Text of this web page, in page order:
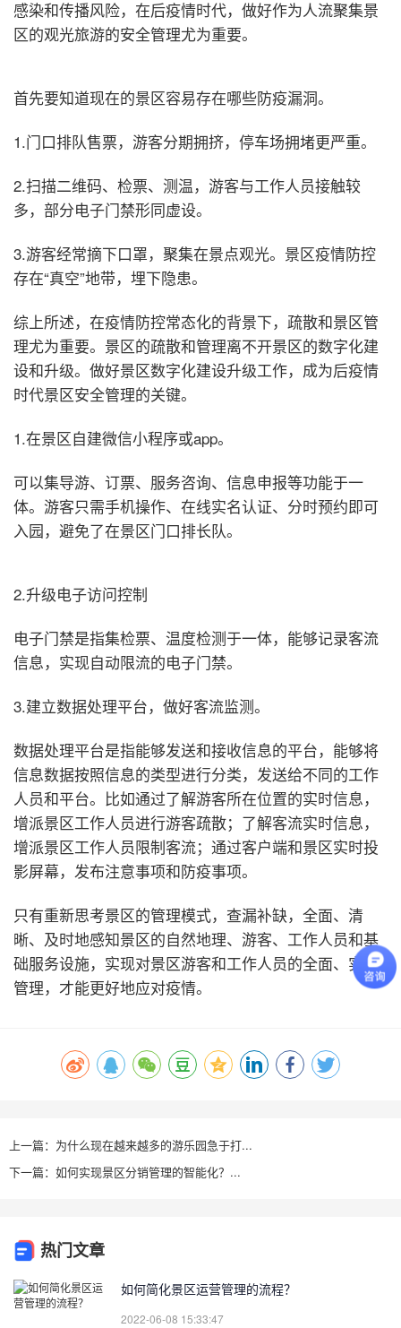
感染和传播风险，在后疫情时代，做好作为人流聚集景
区的观光旅游的安全管理尤为重要。
首先要知道现在的景区容易存在哪些防疫漏洞。
1.门口排队售票，游客分期拥挤，停车场拥堵更严重。
2.扫描二维码、检票、测温，游客与工作人员接触较
多，部分电子门禁形同虚设。
3.游客经常摘下口罩，聚集在景点观光。景区疫情防控
存在“真空”地带，埋下隐患。
综上所述，在疫情防控常态化的背景下，疏散和景区管
理尤为重要。景区的疏散和管理离不开景区的数字化建
设和升级。做好景区数字化建设升级工作，成为后疫情
时代景区安全管理的关键。
1.在景区自建微信小程序或app。
可以集导游、订票、服务咨询、信息申报等功能于一
体。游客只需手机操作、在线实名认证、分时预约即可
入园，避免了在景区门口排长队。
2.升级电子访问控制
电子门禁是指集检票、温度检测于一体，能够记录客流
信息，实现自动限流的电子门禁。
3.建立数据处理平台，做好客流监测。
数据处理平台是指能够发送和接收信息的平台，能够将
信息数据按照信息的类型进行分类，发送给不同的工作
人员和平台。比如通过了解游客所在位置的实时信息，
增派景区工作人员进行游客疏散；了解客流实时信息，
增派景区工作人员限制客流；通过客户端和景区实时投
影屏幕，发布注意事项和防疫事项。
只有重新思考景区的管理模式，查漏补缺，全面、清
晰、及时地感知景区的自然地理、游客、工作人员和基
础服务设施，实现对景区游客和工作人员的全面、实时
管理，才能更好地应对疫情。
上一篇：为什么现在越来越多的游乐园急于打...
下一篇：如何实现景区分销管理的智能化？...
热门文章
如何简化景区运营管理的流程？
2022-06-08 15:33:47